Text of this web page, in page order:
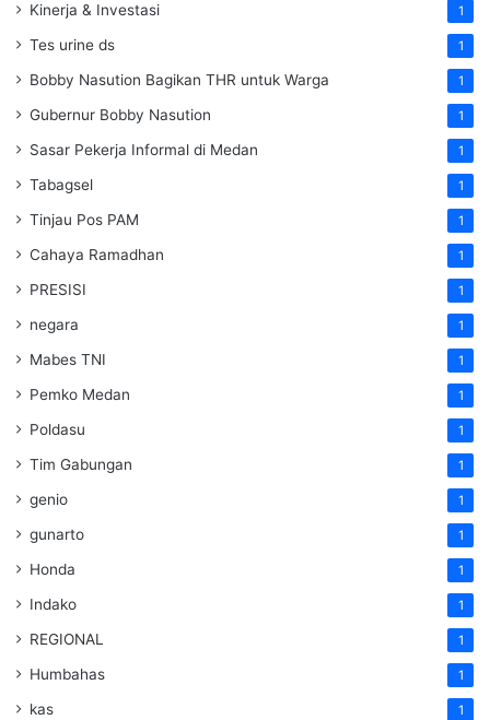
Kinerja & Investasi 1
Tes urine ds 1
Bobby Nasution Bagikan THR untuk Warga 1
Gubernur Bobby Nasution 1
Sasar Pekerja Informal di Medan 1
Tabagsel 1
Tinjau Pos PAM 1
Cahaya Ramadhan 1
PRESISI 1
negara 1
Mabes TNI 1
Pemko Medan 1
Poldasu 1
Tim Gabungan 1
genio 1
gunarto 1
Honda 1
Indako 1
REGIONAL 1
Humbahas 1
kas 1